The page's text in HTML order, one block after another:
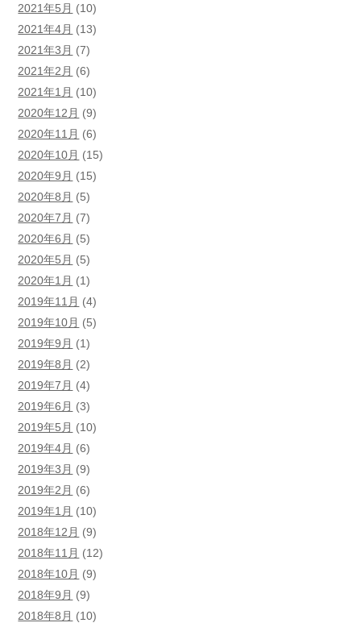
2021年5月 (10)
2021年4月 (13)
2021年3月 (7)
2021年2月 (6)
2021年1月 (10)
2020年12月 (9)
2020年11月 (6)
2020年10月 (15)
2020年9月 (15)
2020年8月 (5)
2020年7月 (7)
2020年6月 (5)
2020年5月 (5)
2020年1月 (1)
2019年11月 (4)
2019年10月 (5)
2019年9月 (1)
2019年8月 (2)
2019年7月 (4)
2019年6月 (3)
2019年5月 (10)
2019年4月 (6)
2019年3月 (9)
2019年2月 (6)
2019年1月 (10)
2018年12月 (9)
2018年11月 (12)
2018年10月 (9)
2018年9月 (9)
2018年8月 (10)